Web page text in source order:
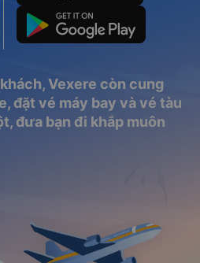
Vexere còn cung
đặt vé máy bay và vé tàu
đưa bạn đi khắp muôn